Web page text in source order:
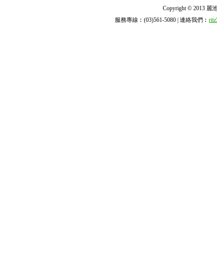
Copyright © 2013 麗
服務專線︰(03)561-5080 | 連絡我們︰